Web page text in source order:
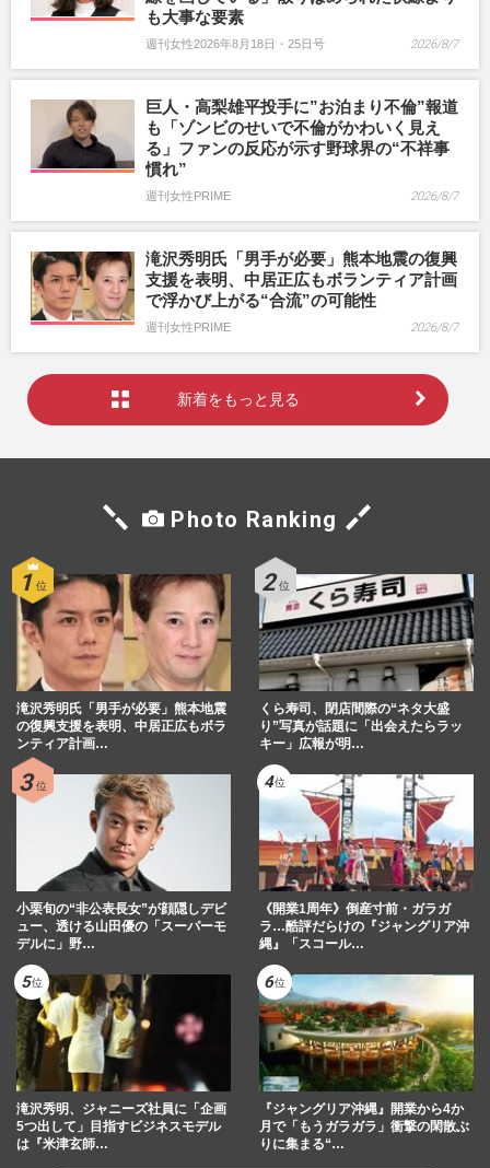
も大事な要素
週刊女性2026年8月18日・25日号 2026/8/7
巨人・高梨雄平投手に”お泊まり不倫”報道
も「ゾンビのせいで不倫がかわいく見え
る」ファンの反応が示す野球界の“不祥事
慣れ”
週刊女性PRIME 2026/8/7
滝沢秀明氏「男手が必要」熊本地震の復興
支援を表明、中居正広もボランティア計画
で浮かび上がる“合流”の可能性
週刊女性PRIME 2026/8/7
新着をもっと見る
Photo Ranking
滝沢秀明氏「男手が必要」熊本地震
の復興支援を表明、中居正広もボラ
ンティア計画…
くら寿司、閉店間際の“ネタ大盛
り”写真が話題に「出会えたらラッ
キー」広報が明…
小栗旬の“非公表長女”が顔隠しデビ
ュー、透ける山田優の「スーパーモ
デルに」野…
《開業1周年》倒産寸前・ガラガ
ラ…酷評だらけの『ジャングリア沖
縄』「スコール…
滝沢秀明、ジャニーズ社員に「企画
5つ出して」目指すビジネスモデル
は『米津玄師…
『ジャングリア沖縄』開業から4か
月で「もうガラガラ」衝撃の閑散ぶ
りに集まる“…